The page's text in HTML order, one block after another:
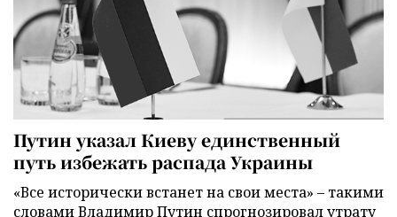
Путин указал Киеву единственный
путь избежать распада Украины
«Все исторически встанет на свои места» – такими
словами Владимир Путин спрогнозировал утрату